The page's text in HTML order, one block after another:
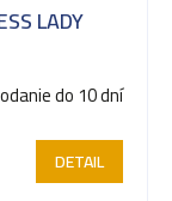
LADY
do 10 dní
DETAIL